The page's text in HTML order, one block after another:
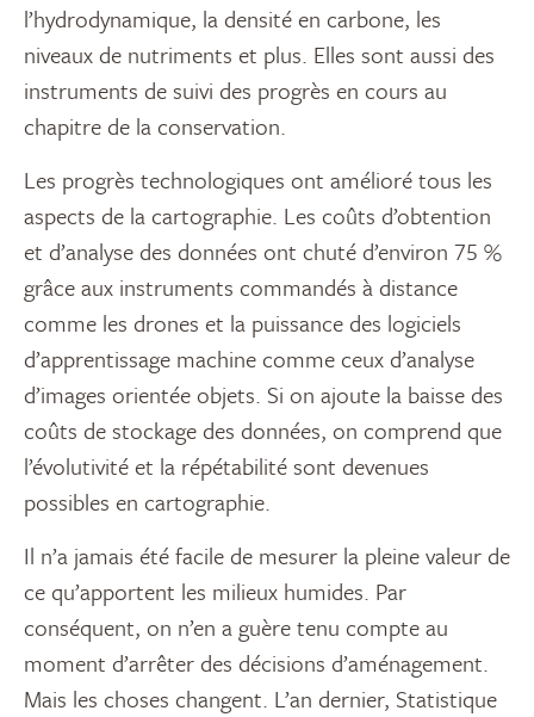
l’hydrodynamique, la densité en carbone, les
niveaux de nutriments et plus. Elles sont aussi des
instruments de suivi des progrès en cours au
chapitre de la conservation.
Les progrès technologiques ont amélioré tous les
aspects de la cartographie. Les coûts d’obtention
et d’analyse des données ont chuté d’environ 75 %
grâce aux instruments commandés à distance
comme les drones et la puissance des logiciels
d’apprentissage machine comme ceux d’analyse
d’images orientée objets. Si on ajoute la baisse des
coûts de stockage des données, on comprend que
l’évolutivité et la répétabilité sont devenues
possibles en cartographie.
Il n’a jamais été facile de mesurer la pleine valeur de
ce qu’apportent les milieux humides. Par
conséquent, on n’en a guère tenu compte au
moment d’arrêter des décisions d’aménagement.
Mais les choses changent. L’an dernier, Statistique